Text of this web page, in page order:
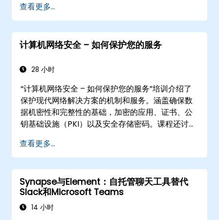
监控、管理 SD-WAN 环境并对其进行故障排
除。
查看更多...
计算机网络安全 – 如何保护您的服务
28 小时
“计算机网络安全 – 如何保护您的服务”培训介绍了
保护现代网络解决方案的机制和服务。涵盖确保数
据机密性和完整性的基础，加密的应用、证书、公
钥基础设施（PKI）以及安全存储密码。课程还讨论
保护、公司分支机构连接，以及通过渗透测试、网
络扫描和漏洞检测来测试安全性。
查看更多...
Synapse与Element：自托管聊天工具替代
Slack和Microsoft Teams
14 小时